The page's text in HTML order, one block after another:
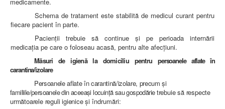
Schema de tratament este stabilită de medicul curant pentru
fiecare pacient în parte.
Pacienții trebuie să continue și pe perioada internării
medicația pe care o foloseau acasă, pentru alte afecțiuni.
Măsuri de igienăla domiciliu pentru persoanele aflateîn
carantina/izolare
Persoanele aflateîn carantină/izolare, precumşi
familiile/persoanele din aceeaşi locuinţăsau gospodărietrebuie sărespecte
următoarele reguli igieniceşi îndrumări: